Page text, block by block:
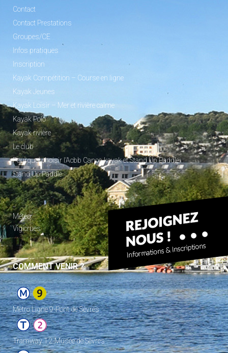
Contact
Contact Prestations
Groupes/CE
Infos pratiques
Inscription
Kayak Compétition – Course en ligne
Kayak Jeunes
Kayak Loisir – Mer et rivière calme
Kayak Polo
Kayak rivière
Le club
Pourquoi choisir l’Acbb Canoe-kayak et Stand Up Paddle
Stand Up Paddle
_
Météo
Vigicrues
COMMENT VENIR ?
Metro Ligne 9-Pont de Sèvres
Tramway T2-Musée de Sèvres